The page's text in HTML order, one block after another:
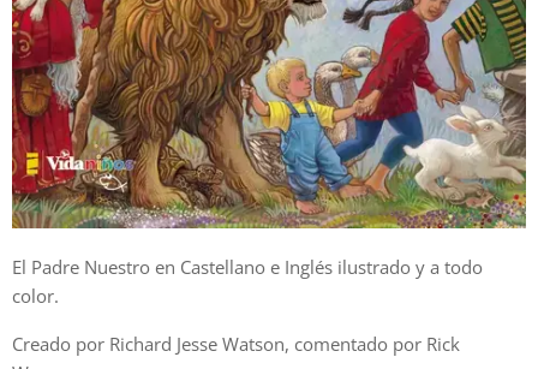
El Padre Nuestro en Castellano e Inglés ilustrado y a todo
color.
Creado por Richard Jesse Watson, comentado por Rick